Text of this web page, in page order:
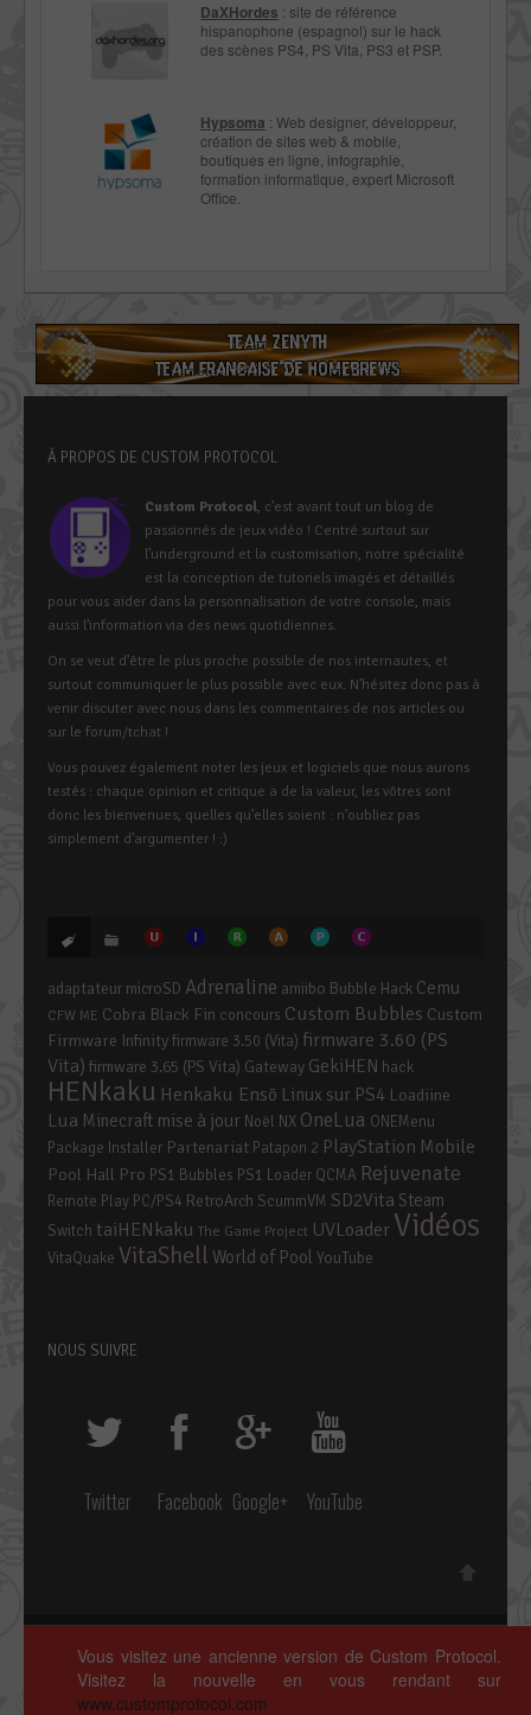
DaXHordes : site de référence
hispanophone (espagnol) sur le hack
des scènes PS4, PS Vita, PS3 et PSP.
Hypsoma : Web designer, développeur,
création de sites web & mobile,
boutiques en ligne, infographie,
formation informatique, expert Microsoft
Office.
À PROPOS DE CUSTOM PROTOCOL
Custom Protocol, c’est avant tout un blog de
passionnés de jeux vidéo ! Centré surtout sur
l’underground et la customisation, notre spécialité
est la conception de tutoriels imagés et détaillés
pour vous aider dans la personnalisation de votre console, mais
aussi l’information via des news quotidiennes.
On se veut d’être le plus proche possible de nos internautes, et
surtout communiquer le plus possible avec eux. N’hésitez donc pas à
venir discuter avec nous dans les commentaires de nos articles ou
sur le forum/tchat !
Vous pouvez également noter les jeux et logiciels que nous aurons
testés : chaque opinion et critique a de la valeur, les vôtres sont
donc les bienvenues, quelles qu’elles soient : n’oubliez pas
simplement d’argumenter ! :)
adaptateur microSD Adrenaline amiibo Bubble Hack Cemu
CFW ME Cobra Black Fin concours Custom Bubbles Custom
Firmware Infinityfirmware 3.50 (Vita) firmware 3.60 (PS
Vita) firmware 3.65 (PS Vita) Gateway GekiHEN hack
HENkaku Henkaku Ensō Linux sur PS4 Loadiine
Lua Minecraft mise à jour Noël NX OneLua ONEMenu
Package Installer Partenariat Patapon 2 PlayStation Mobile
Pool Hall Pro PS1 Bubbles PS1 Loader QCMA Rejuvenate
Remote Play PC/PS4 RetroArch ScummVM SD2Vita Steam
Switch taiHENkaku The Game Project UVLoader Vidéos
VitaQuake VitaShell World of Pool YouTube
NOUS SUIVRE
Twitter Facebook Google+ YouTube
Copyright © 2014 ~ 2026 • Custom Protocol, Tous droits réservés.
Polices de caractères par
Google Fonts. Icônes parFontello.
Vous visitez une ancienne version de Custom Protocol.
Visitez la nouvelle en vous rendant sur
www.customprotocol.com